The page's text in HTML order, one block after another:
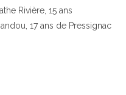
Rivière, 15 ans
17 ans de Pressignac